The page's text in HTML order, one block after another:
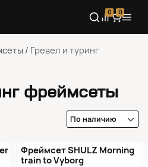
0 0
/ Гревел и туринг
фреймсеты
Распродажа
Фреймсет SHULZ Morning
train to Vyborg